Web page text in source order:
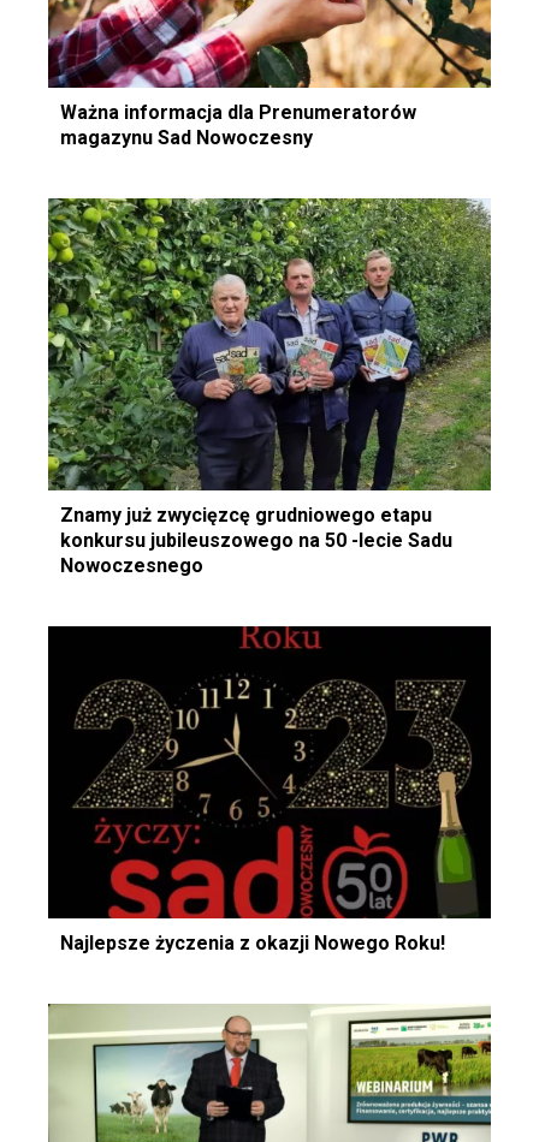
Ważna informacja dla Prenumeratorów
magazynu Sad Nowoczesny
Znamy już zwycięzcę grudniowego etapu
konkursu jubileuszowego na 50 -lecie Sadu
Nowoczesnego
Najlepsze życzenia z okazji Nowego Roku!